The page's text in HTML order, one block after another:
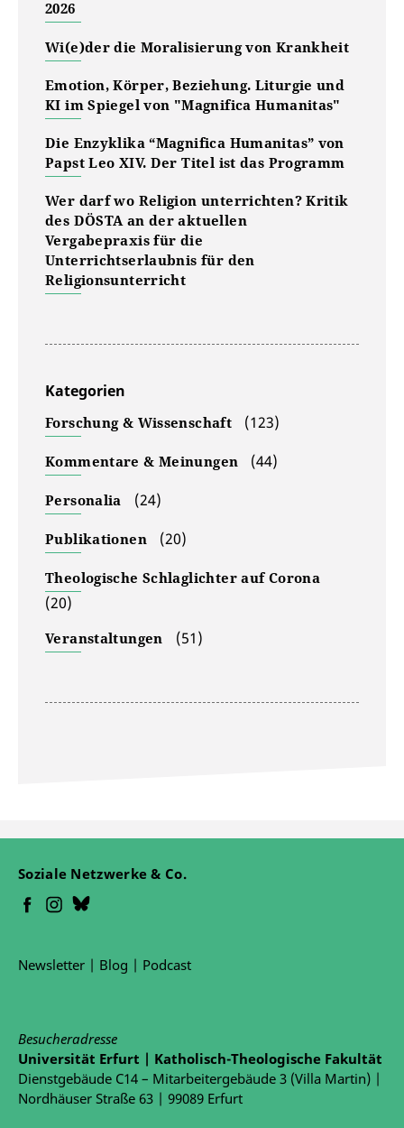
2026
Wi(e)der die Moralisierung von Krankheit
Emotion, Körper, Beziehung. Liturgie und
KI im Spiegel von "Magnifica Humanitas"
Die Enzyklika “Magnifica Humanitas” von
Papst Leo XIV. Der Titel ist das Programm
Wer darf wo Religion unterrichten? Kritik
des DÖSTA an der aktuellen
Vergabepraxis für die
Unterrichtserlaubnis für den
Religionsunterricht
Kategorien
Forschung & Wissenschaft (123)
Kommentare & Meinungen (44)
Personalia (24)
Publikationen (20)
Theologische Schlaglichter auf Corona
(20)
Veranstaltungen (51)
Soziale Netzwerke & Co.
Newsletter | Blog | Podcast
Besucheradresse
Universität Erfurt | Katholisch-Theologische Fakultät
Dienstgebäude C14 – Mitarbeitergebäude 3 (Villa Martin) |
Nordhäuser Straße 63 | 99089 Erfurt